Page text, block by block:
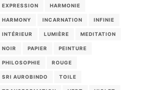
EXPRESSION HARMONIE
HARMONY INCARNATION INFINIE
INTÉRIEUR LUMIÈRE MEDITATION
NOIR PAPIER PEINTURE
PHILOSOPHIE ROUGE
SRI AUROBINDO TOILE